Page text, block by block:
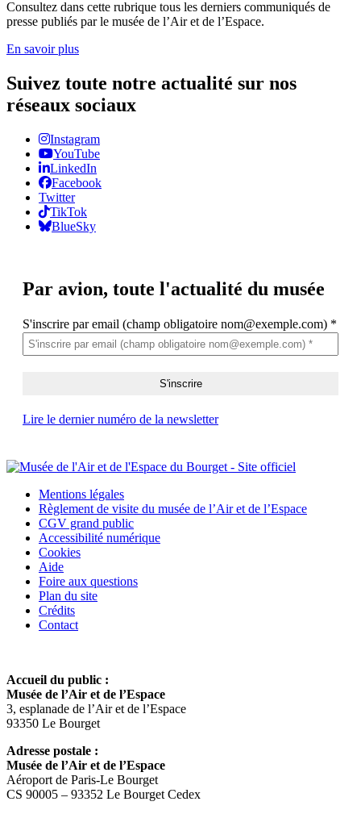
Consultez dans cette rubrique tous les derniers communiqués de
presse publiés par le musée de l’Air et de l’Espace.
En savoir plus
Suivez toute notre actualité sur nos
réseaux sociaux
Instagram
YouTube
LinkedIn
Facebook
Twitter
TikTok
BlueSky
Par avion, toute l'actualité du musée
S'inscrire par email (champ obligatoire nom@exemple.com) *
Lire le dernier numéro de la newsletter
Mentions légales
Règlement de visite du musée de l’Air et de l’Espace
CGV grand public
Accessibilité numérique
Cookies
Aide
Foire aux questions
Plan du site
Crédits
Contact
Accueil du public :
Musée de l’Air et de l’Espace
3, esplanade de l’Air et de l’Espace
93350 Le Bourget
Adresse postale :
Musée de l’Air et de l’Espace
Aéroport de Paris-Le Bourget
CS 90005 – 93352 Le Bourget Cedex